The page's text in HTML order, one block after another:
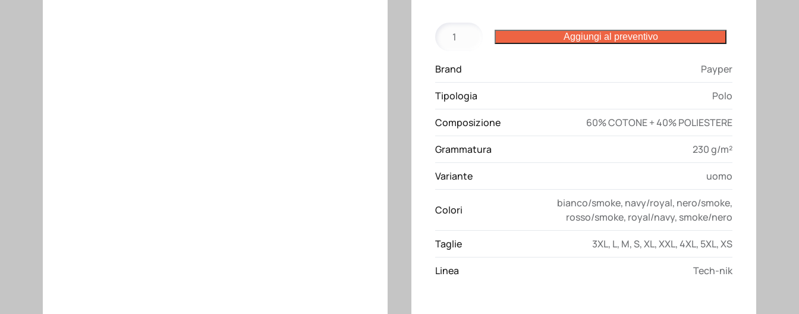
Company
quantità
Aggiungi al preventivo
Brand Payper
Tipologia Polo
Composizione 60% COTONE + 40% POLIESTERE
Grammatura 230 g/m²
Variante uomo
Colori
bianco/smoke, navy/royal, nero/smoke,
rosso/smoke, royal/navy, smoke/nero
Taglie 3XL, L, M,S,XL,XXL,4XL, 5XL,XS
Linea Tech-nik